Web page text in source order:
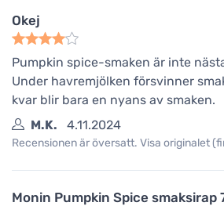
Okej
Pumpkin spice-smaken är inte
Under havremjölken försvinner
kvar blir bara en nyans av smaken.
M.K.
4.11.2024
Recensionen är översatt. Visa originalet
Monin Pumpkin Spice smaksirap